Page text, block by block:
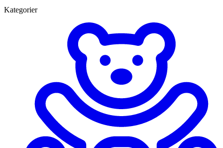
Kategorier